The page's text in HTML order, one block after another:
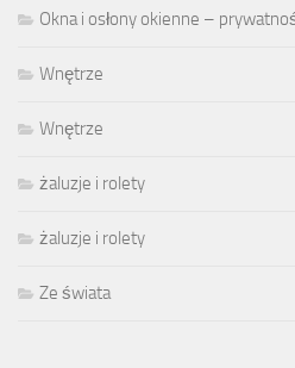
Okna i osłony okienne –
Wnętrze
Wnętrze
żaluzje i rolety
żaluzje i rolety
Ze świata